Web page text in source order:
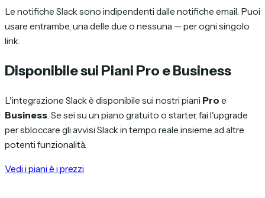
Le notifiche Slack sono indipendenti dalle notifiche email. Puoi
usare entrambe, una delle due o nessuna — per ogni singolo
link.
Disponibile sui Piani Pro e Business
L'integrazione Slack è disponibile sui nostri piani Pro e
Business. Se sei su un piano gratuito o starter, fai l'upgrade
per sbloccare gli avvisi Slack in tempo reale insieme ad altre
potenti funzionalità.
Vedi i piani è i prezzi